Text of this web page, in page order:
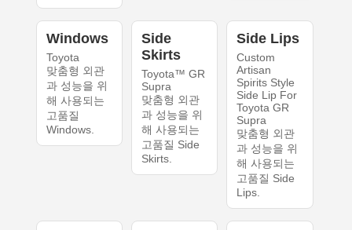
Windows
Toyota
맞춤형 외관
과 성능을 위
해 사용되는
고품질
Windows.
Side
Skirts
Toyota™ GR
Supra
맞춤형 외관
과 성능을 위
해 사용되는
고품질 Side
Skirts.
Side Lips
Custom
Artisan
Spirits Style
Side Lip For
Toyota GR
Supra
맞춤형 외관
과 성능을 위
해 사용되는
고품질 Side
Lips.